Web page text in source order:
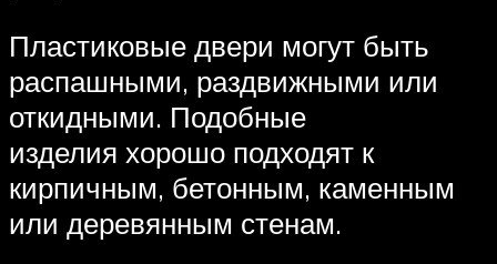
Пластиковые двери могут быть
распашными, раздвижными или
откидными. Подобные
изделия хорошо подходят к
кирпичным, бетонным, каменным
или деревянным стенам.